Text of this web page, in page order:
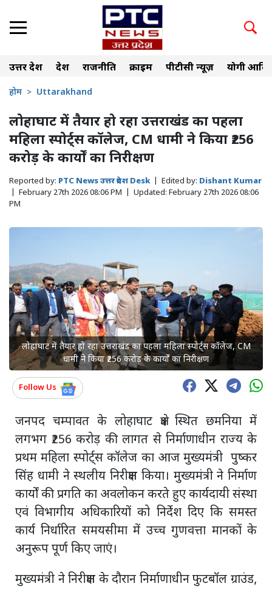
उत्तर प्रदेश देश राजनीति क्राइम पीटीसी न्यूज़ योगी
होम Uttarakhand
लोहाघाट में तैयार हो रहा उत्तराखंड का पहला
महिला स्पोर्ट्स कॉलेज, CM धामी ने किया ₹256
करोड़ के कार्यों का निरीक्षण
Reported by: PTC News उत्तर प्रदेश Desk Edited by: Dishant Kumar
February 27th 2026 08:06 PM Updated: February 27th 2026 08:06
PM
लोहाघाट में तैयार हो रहा उत्तराखंड का पहला महिला स्पोर्ट्स कॉलेज, CM
धामी ने किया ₹256 करोड़ के कार्यों का निरीक्षण
Follow Us
जनपद चम्पावत के लोहाघाट क्षेत्र स्थित छमनिया में
लगभग ₹256 करोड़ की लागत से निर्माणाधीन राज्य के
प्रथम महिला स्पोर्ट्स कॉलेज का आज मुख्यमंत्री पुष्कर
सिंह धामी ने स्थलीय निरीक्षण किया। मुख्यमंत्री ने निर्माण
कार्यों की प्रगति का अवलोकन करते हुए कार्यदायी संस्था
एवं विभागीय अधिकारियों को निर्देश दिए कि समस्त
कार्य निर्धारित समयसीमा में उच्च गुणवत्ता मानकों के
अनुरूप पूर्ण किए जाएं।
मुख्यमंत्री ने निरीक्षण के दौरान निर्माणाधीन फुटबॉल ग्राउंड,